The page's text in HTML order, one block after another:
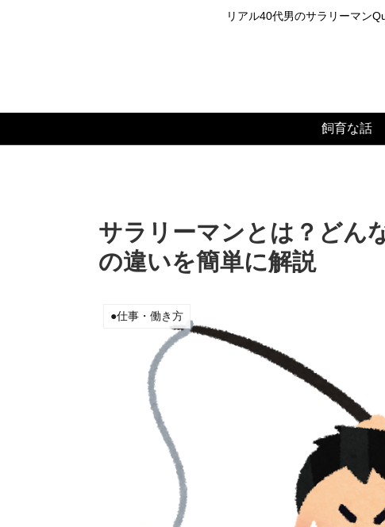
リアル40代男のサラリーマン
飼育な話
サラリーマンとは？どん
の違いを簡単に解説
●仕事・働き方